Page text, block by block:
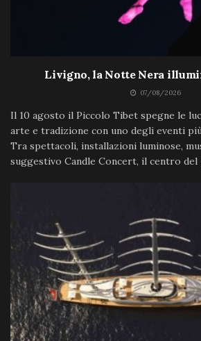
Livigno, la Notte Nera
07/08/2026
Il 10 agosto il Piccolo Tibet spegne le
arte e tradizione con uno degli eventi
Tra spettacoli, installazioni luminose,
suggestivo Candle Concert, il centro del